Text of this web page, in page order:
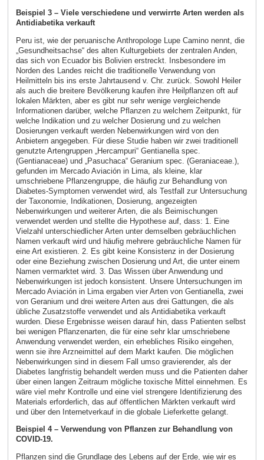
Beispiel 3 – Viele verschiedene und verwirrte Arten werden als
Antidiabetika verkauft
Peru ist, wie der peruanische Anthropologe Lupe Camino nennt, die
„Gesundheitsachse“ des alten Kulturgebiets der zentralen Anden,
das sich von Ecuador bis Bolivien erstreckt. Insbesondere im
Norden des Landes reicht die traditionelle Verwendung von
Heilmitteln bis ins erste Jahrtausend v. Chr. zurück. Sowohl Heiler
als auch die breitere Bevölkerung kaufen ihre Heilpflanzen oft auf
lokalen Märkten, aber es gibt nur sehr wenige vergleichende
Informationen darüber, welche Pflanzen zu welchem ​​Zeitpunkt, für
welche Indikation und zu welcher Dosierung und zu welchen
Dosierungen verkauft werden Nebenwirkungen wird von den
Anbietern angegeben. Für diese Studie haben wir zwei traditionell
genutzte Artengruppen „Hercampuri“ Gentianella spec.
(Gentianaceae) und „Pasuchaca“ Geranium spec. (Geraniaceae.),
gefunden im Mercado Aviación in Lima, als kleine, klar
umschriebene Pflanzengruppe, die häufig zur Behandlung von
Diabetes-Symptomen verwendet wird, als Testfall zur Untersuchung
der Taxonomie, Indikationen, Dosierung, angezeigten
Nebenwirkungen und weiterer Arten, die als Beimischungen
verwendet werden und stellte die Hypothese auf, dass: 1. Eine
Vielzahl unterschiedlicher Arten unter demselben gebräuchlichen
Namen verkauft wird und häufig mehrere gebräuchliche Namen für
eine Art existieren. 2. Es gibt keine Konsistenz in der Dosierung
oder eine Beziehung zwischen Dosierung und Art, die unter einem
Namen vermarktet wird. 3. Das Wissen über Anwendung und
Nebenwirkungen ist jedoch konsistent. Unsere Untersuchungen im
Mercado Aviación in Lima ergaben vier Arten von Gentianella, zwei
von Geranium und drei weitere Arten aus drei Gattungen, die als
übliche Zusatzstoffe verwendet und als Antidiabetika verkauft
wurden. Diese Ergebnisse weisen darauf hin, dass Patienten selbst
bei wenigen Pflanzenarten, die für eine sehr klar umschriebene
Anwendung verwendet werden, ein erhebliches Risiko eingehen,
wenn sie ihre Arzneimittel auf dem Markt kaufen. Die möglichen
Nebenwirkungen sind in diesem Fall umso gravierender, als der
Diabetes langfristig behandelt werden muss und die Patienten daher
über einen langen Zeitraum mögliche toxische Mittel einnehmen. Es
wäre viel mehr Kontrolle und eine viel strengere Identifizierung des
Materials erforderlich, das auf öffentlichen Märkten verkauft wird
und über den Internetverkauf in die globale Lieferkette gelangt.
Beispiel 4 – Verwendung von Pflanzen zur Behandlung von
COVID-19.
Pflanzen sind die Grundlage des Lebens auf der Erde, wie wir es